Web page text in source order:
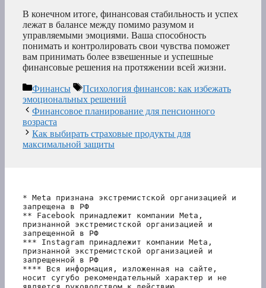
В конечном итоге, финансовая стабильность и успех
лежат в балансе между помимо разумом и
управляемыми эмоциями. Ваша способность
понимать и контролировать свои чувства поможет
вам принимать более взвешенные и успешные
финансовые решения на протяжении всей жизни.
Рубрики
Финансы Метки
Психология финансов: как избежать
эмоциональных решений
Финансовое планирование для пенсионного
возраста
Как выбирать страховые продукты для
максимальной защиты
* Meta признана экстремистской организацией и
запрещена в РФ
** Facebook принадлежит компании Meta,
признанной экстремистской организацией и
запрещенной в РФ
*** Instagram принадлежит компании Meta,
признанной экстремистской организацией и
запрещенной в РФ
**** Вся информация, изложенная на сайте,
носит сугубо рекомендательный характер и не